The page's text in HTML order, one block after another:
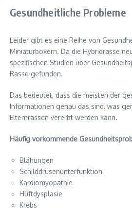
Gesundheitliche Probleme
Leider gibt es eine Reihe von
Miniaturboxern. Da die Hybridrasse
spezifischen Studien über
Rasse gefunden.
Das bedeutet, dass die meisten der
Informationen genau das sind, was
Elternrassen vererbt werden kann.
Häufig vorkommende
Blähungen
Schilddrüsenunterfunktion
Kardiomyopathie
Hüftdysplasie
Krebs